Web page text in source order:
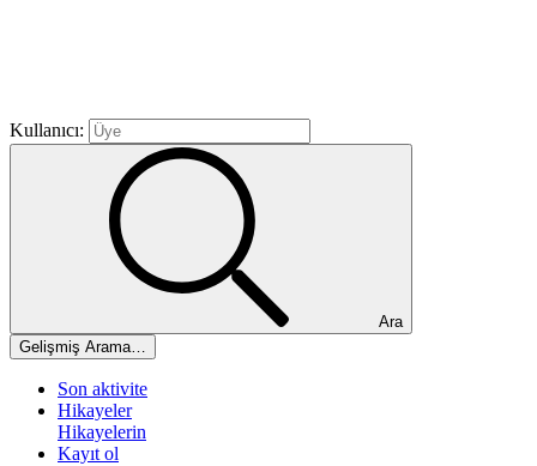
Kullanıcı:
Ara
Gelişmiş Arama…
Son aktivite
Hikayeler
Hikayelerin
Kayıt ol